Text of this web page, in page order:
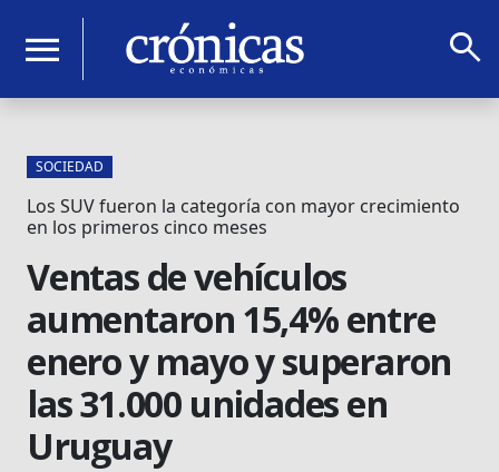
menu search
SOCIEDAD
Los SUV fueron la categoría con mayor crecimiento
en los primeros cinco meses
Ventas de vehículos
aumentaron 15,4% entre
enero y mayo y superaron
las 31.000 unidades en
Uruguay